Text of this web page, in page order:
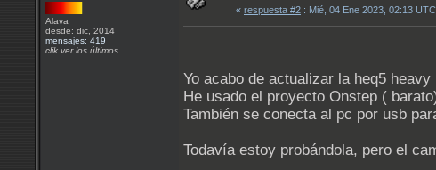
Alava
desde: dic, 2014
mensajes: 419
clik ver los últimos
« respuesta #2 : Mié, 04 Ene 2023, 02:13
Yo acabo de actualizar la heq5
He usado el proyecto Onstep (
También se conecta al pc por usb
Todavía estoy probándola, pero el